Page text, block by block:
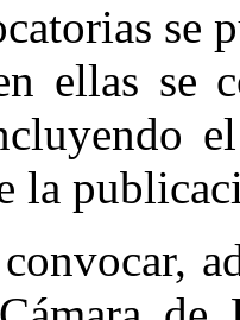
se
ellas se
la